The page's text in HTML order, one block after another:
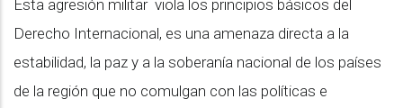
Esta agresión militar viola los principios básicos del
Derecho Internacional, es una amenaza directa a la
estabilidad, la paz y a la soberanía nacional de los países
de la región que no comulgan con las políticas e